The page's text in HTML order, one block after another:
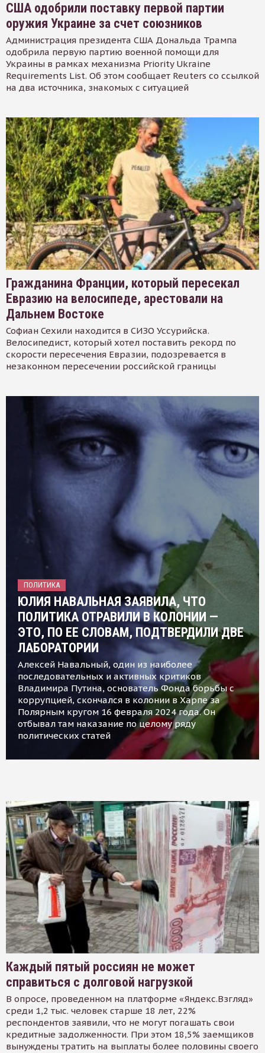
США одобрили поставку первой партии
оружия Украине за счет союзников
Администрация президента США Дональда Трампа
одобрила первую партию военной помощи для
Украины в рамках механизма Priority Ukraine
Requirements List. Об этом сообщает Reuters со ссылкой
на два источника, знакомых с ситуацией
Гражданина Франции, который пересекал
Евразию на велосипеде, арестовали на
Дальнем Востоке
Софиан Сехили находится в СИЗО Уссурийска.
Велосипедист, который хотел поставить рекорд по
скорости пересечения Евразии, подозревается в
незаконном пересечении российской границы
ПОЛИТИКА
ЮЛИЯ НАВАЛЬНАЯ ЗАЯВИЛА, ЧТО
ПОЛИТИКА ОТРАВИЛИ В КОЛОНИИ —
ЭТО, ПО ЕЕ СЛОВАМ, ПОДТВЕРДИЛИ ДВЕ
ЛАБОРАТОРИИ
Алексей Навальный, один из наиболее
последовательных и активных критиков
Владимира Путина, основатель Фонда борьбы с
коррупцией, скончался в колонии в Харпе за
Полярным кругом 16 февраля 2024 года. Он
отбывал там наказание по целому ряду
политических статей
Каждый пятый россиян не может
справиться с долговой нагрузкой
В опросе, проведенном на платформе «Яндекс.Взгляд»
среди 1,2 тыс. человек старше 18 лет, 22%
респондентов заявили, что не могут погашать свои
кредитные задолженности. При этом 18,5% заемщиков
вынуждены тратить на выплаты более половины своего